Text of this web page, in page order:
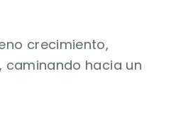
crecimiento,
caminando hacia un